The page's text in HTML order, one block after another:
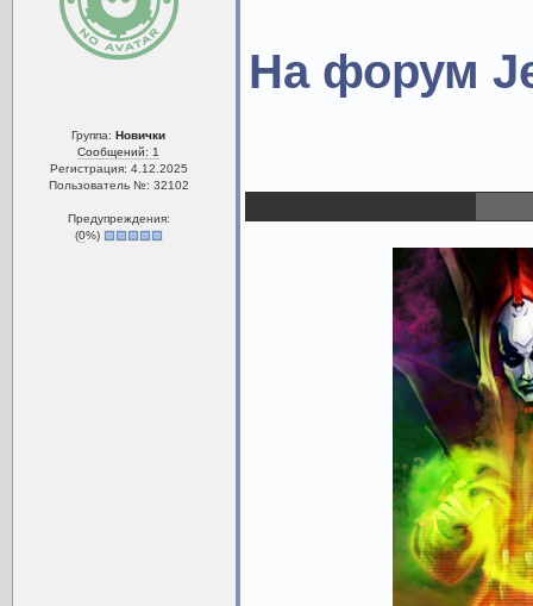
Группа:Новички
Сообщений: 1
Регистрация: 4.12.2025
Пользователь №: 32102
Предупреждения:
(0%)
На форум